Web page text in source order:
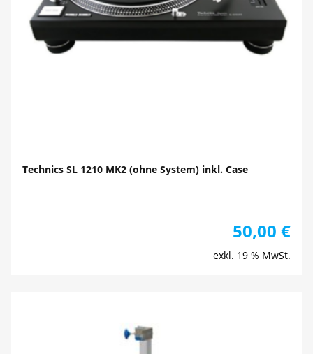
Technics SL 1210 MK2 (ohne System) inkl. Case
50,00 €
exkl. 19 % MwSt.